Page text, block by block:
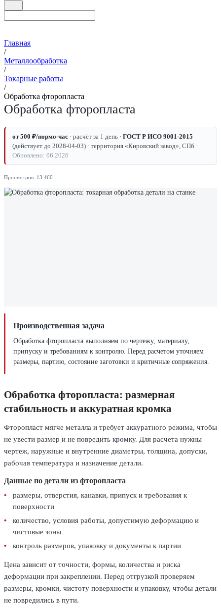
Главная
/
Металлообработка
/
Токарные работы
/
Обработка фторопласта
Обработка фторопласта
от 500 ₽/нормо-час · расчёт за 1 день · ГОСТ Р ИСО 9001-2015
(действует до 2028-04-03) · территория «Кировский завод», СПб ·
Обновлено: 06.2026
Просмотров: 13 460
Производственная задача
Обработка фторопласта выполняем по чертежу, материалу,
припуску и требованиям к контролю. Перед расчетом уточняем
размеры, партию, состояние заготовки и критичные сопряжения.
Обработка фторопласта: размерная
стабильность и аккуратная кромка
Фторопласт мягче металла и требует аккуратного режима, чтобы
не увести размер и не повредить кромку. Для расчета нужны
чертеж, наружные и внутренние диаметры, толщина, допуски,
рабочая температура и назначение детали.
Данные по детали из фторопласта
размеры, отверстия, канавки, припуск и требования к
поверхности
количество, условия работы, допустимую деформацию и
чистовые зоны
контроль размеров, упаковку и документы к партии
Цена зависит от точности, формы, количества и риска
деформации при закреплении. Перед отгрузкой проверяем
размеры, кромки, чистоту поверхности и упаковку, чтобы детали
не повредились в пути.